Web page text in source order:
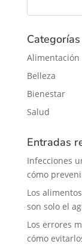
Categorías
Alimentación
Belleza
Bienestar
Salud
Entradas
Infecciones
cómo
Los
son solo el
Los errores
cómo